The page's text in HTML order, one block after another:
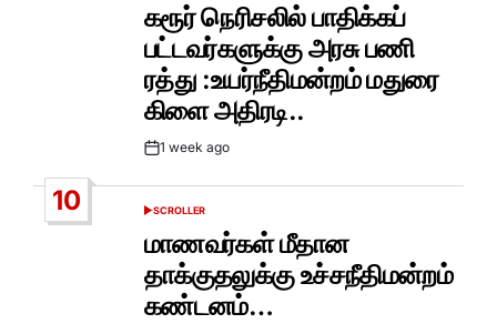
கரூர் நெரிசலில் பாதிக்கப்
பட்டவர்களுக்கு அரசு பணி
ரத்து :உயர்நீதிமன்றம் மதுரை
கிளை அதிரடி..
Post1 week ago
10
POSTED
SCROLLER
மாணவர்கள் மீதான
தாக்குதலுக்கு உச்சநீதிமன்றம்
கண்டனம்…